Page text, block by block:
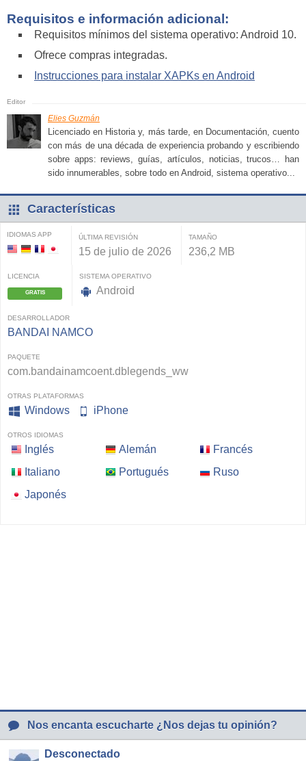
Requisitos e información adicional:
Requisitos mínimos del sistema operativo: Android 10.
Ofrece compras integradas.
Instrucciones para instalar XAPKs en Android
Elies Guzmán
Licenciado en Historia y, más tarde, en Documentación, cuento
con más de una década de experiencia probando y escribiendo
sobre apps: reviews, guías, artículos, noticias, trucos… han
sido innumerables, sobre todo en Android, sistema operativo...
Características
IDIOMAS APP ÚLTIMA REVISIÓN
15 de julio de 2026
TAMAÑO
236,2 MB
LICENCIA
GRATIS
SISTEMA OPERATIVO
Android
DESARROLLADOR
BANDAI NAMCO
PAQUETE
com.bandainamcoent.dblegends_ww
OTRAS PLATAFORMAS
Windows iPhone
OTROS IDIOMAS
Inglés Alemán
Francés
Italiano
Portugués
Ruso
Japonés
Nos encanta escucharte ¿Nos dejas tu opinión?
Desconectado